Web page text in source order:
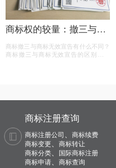
商标权的较量：撤三与无
对？
商标撤三与商标无效宣告有什么不同？
商标撤三与商标无效宣告的区别在哪
商标注册查询
商标注册公司 、 商标续费
商标变更 、 商标转让
商标分类、
国际商标注册
商标申请、 商标查询